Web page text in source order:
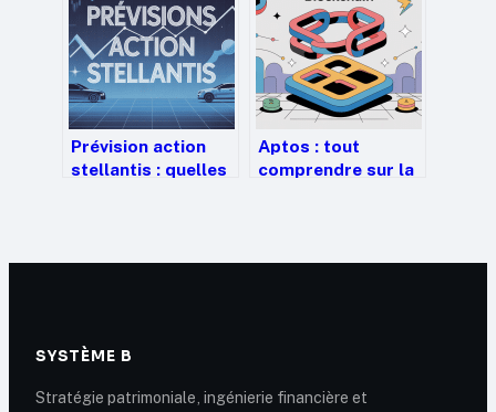
2026
Prévision action
stellantis : quelles
Aptos : tout
comprendre sur la
SYSTÈME B
Stratégie patrimoniale, ingénierie financière et